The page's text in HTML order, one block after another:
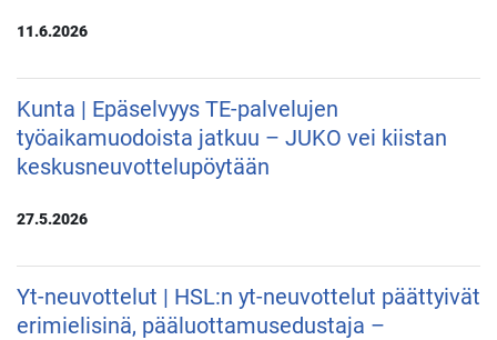
11.6.2026
Kunta | Epäselvyys TE-palvelujen
työaikamuodoista jatkuu – JUKO vei kiistan
keskusneuvottelupöytään
27.5.2026
Yt-neuvottelut | HSL:n yt-neuvottelut päättyivät
erimielisinä, pääluottamusedustaja –